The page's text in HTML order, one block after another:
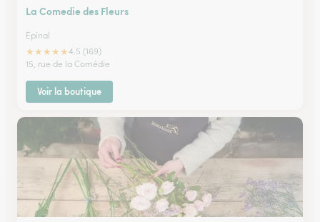
La Comedie des Fleurs
Epinal
★★★★★4.5 (169)
15, rue de la Comédie
Voir la boutique